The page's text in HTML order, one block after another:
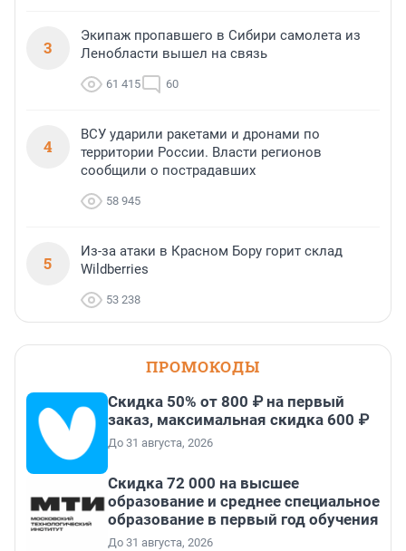
3
Экипаж пропавшего в Сибири самолета из
Ленобласти вышел на связь
61 415 60
4
ВСУ ударили ракетами и дронами по
территории России. Власти регионов
сообщили о пострадавших
58 945
5
Из-за атаки в Красном Бору горит склад
Wildberries
53 238
ПРОМОКОДЫ
Скидка 50% от 800 ₽ на первый
заказ, максимальная скидка 600 ₽
До 31 августа, 2026
Скидка 72 000 на высшее
образование и среднее специальное
образование в первый год обучения
До 31 августа, 2026